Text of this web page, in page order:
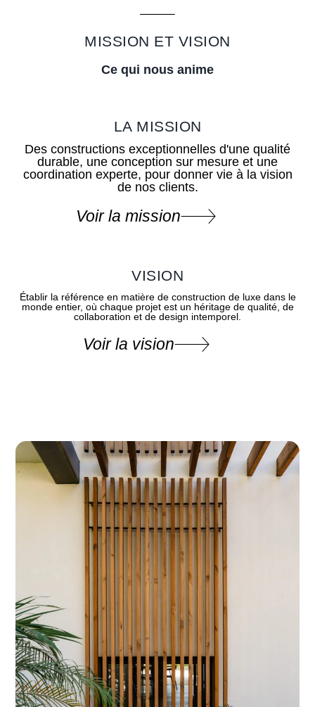
MISSION ET VISION
Ce qui nous anime
LA MISSION
Des constructions exceptionnelles d'une qualité
durable, une conception sur mesure et une
coordination experte, pour donner vie à la vision
de nos clients.
Voir la mission
VISION
Établir la référence en matière de construction de luxe dans le
monde entier, où chaque projet est un héritage de qualité, de
collaboration et de design intemporel.
Voir la vision